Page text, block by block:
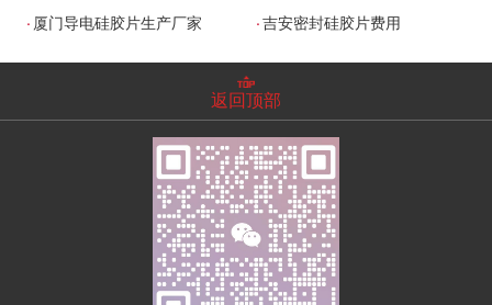
. 厦门导电硅胶片生产厂家 .吉安密封硅胶片费用
返回顶部